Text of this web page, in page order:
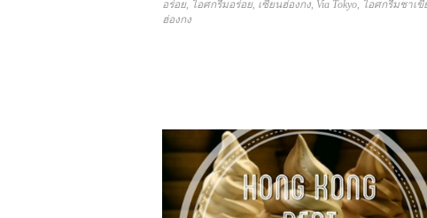
อร่อย, ไอศกรีมอร่อย, เซียนฮ่องกง, Via Tokyo, ไอศกรีมชาเขี
ฮ่องกง